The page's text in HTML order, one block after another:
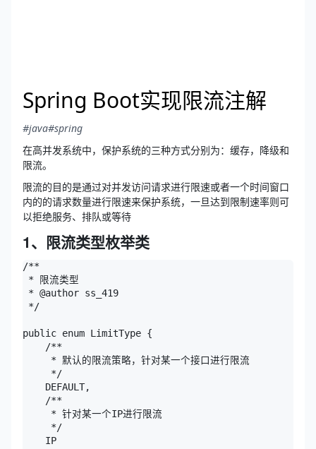
Spring Boot实现限流注解
#java#spring
在高并发系统中，保护系统的三种方式分别为：缓存，降级和
限流。
限流的目的是通过对并发访问请求进行限速或者一个时间窗口
内的的请求数量进行限速来保护系统，一旦达到限制速率则可
以拒绝服务、排队或等待
1、限流类型枚举类
/**
* 限流类型
* @author ss_419
*/
public enum LimitType {
    /**
     * 默认的限流策略，针对某一个接口进行限流
     */
    DEFAULT,
    /**
     * 针对某一个IP进行限流
     */
    IP